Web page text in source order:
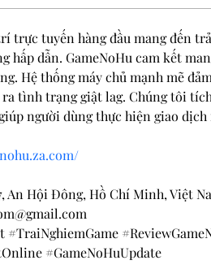
trực tuyến hàng đầu mang đến
hấp dẫn. GameNoHu cam kết
Hệ thống máy chủ mạnh mẽ
tình trạng giật lag. Chúng tôi
người dùng thực hiện giao
An Hội Đông, Hồ Chí Minh, Việt
#TraiNghiemGame
#GameNoHuUpdate